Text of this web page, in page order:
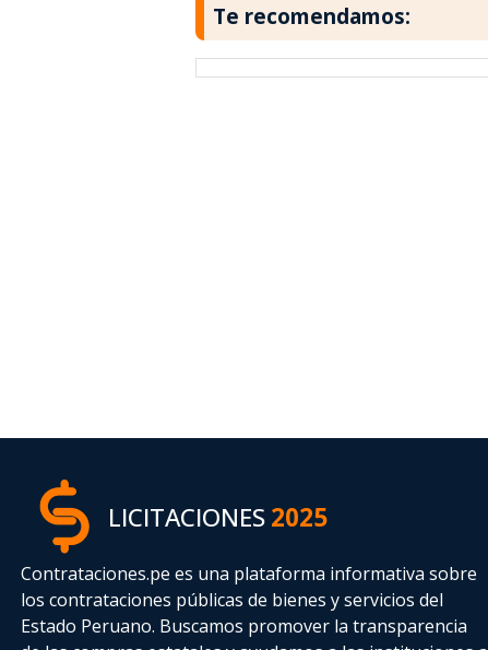
Te recomendamos:
LICITACIONES2025
Contrataciones.pe es una plataforma informativa sobre
los contrataciones públicas de bienes y servicios del
Estado Peruano. Buscamos promover la transparencia